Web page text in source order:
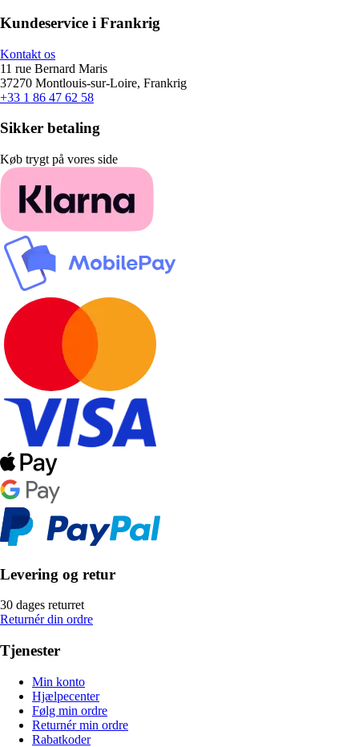
Kundeservice i Frankrig
Kontakt os
11 rue Bernard Maris
37270 Montlouis-sur-Loire, Frankrig
+33 1 86 47 62 58
Sikker betaling
Køb trygt på vores side
Levering og retur
30 dages returret
Returnér din ordre
Tjenester
Min konto
Hjælpecenter
Følg min ordre
Returnér min ordre
Rabatkoder